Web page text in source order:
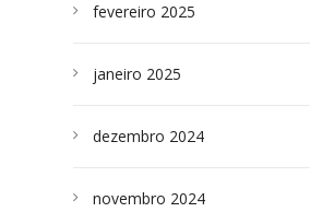
fevereiro 2025
janeiro 2025
dezembro 2024
novembro 2024